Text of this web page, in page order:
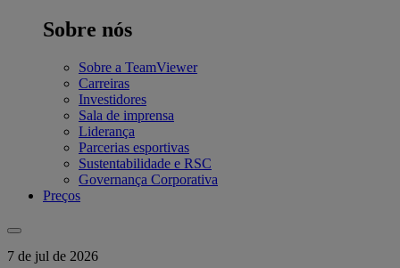
Sobre nós
Sobre a TeamViewer
Carreiras
Investidores
Sala de imprensa
Liderança
Parcerias esportivas
Sustentabilidade e RSC
Governança Corporativa
Preços
7 de jul de 2026